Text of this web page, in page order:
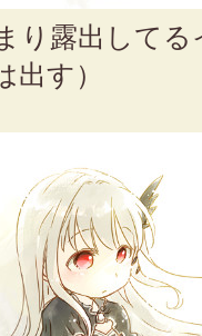
り露出して
出す）